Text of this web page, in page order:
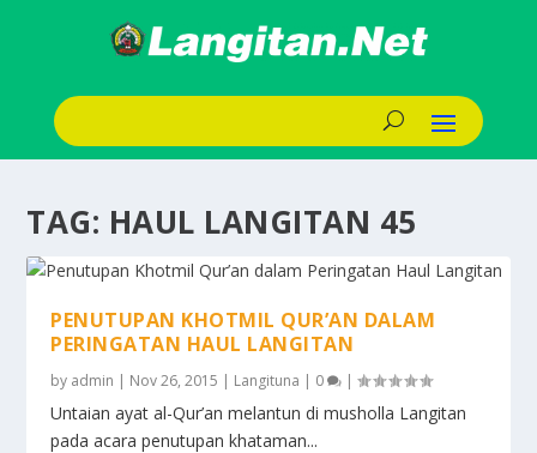
TAG: HAUL LANGITAN 45
PENUTUPAN KHOTMIL QUR’AN DALAM
PERINGATAN HAUL LANGITAN
by admin | Nov 26, 2015 | Langituna | 0 |
Untaian ayat al-Qur’an melantun di musholla Langitan
pada acara penutupan khataman...